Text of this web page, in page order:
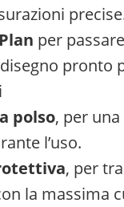
per
pronto
polso, per
l’uso.
, per
la massima